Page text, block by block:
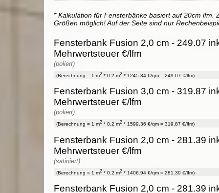
* Kalkulation für Fensterbänke basiert auf 20cm lfm.
Größen möglich! Auf der Seite sind nur
Fensterbank Fusion 2,0 cm - 249.07
Mehrwertsteuer €/lfm
(poliert)
(Berechnung = 1 m2 * 0.2 m2 * 1245.34 €/qm = 249.07 €/lfm)
Fensterbank Fusion 3,0 cm - 319.87
Mehrwertsteuer €/lfm
(poliert)
(Berechnung = 1 m2 * 0.2 m2 * 1599.36 €/qm = 319.87 €/lfm)
Fensterbank Fusion 2,0 cm - 281.39
Mehrwertsteuer €/lfm
(satiniert)
(Berechnung = 1 m2 * 0.2 m2 * 1406.94 €/qm = 281.39 €/lfm)
Fensterbank Fusion 2,0 cm - 281.39